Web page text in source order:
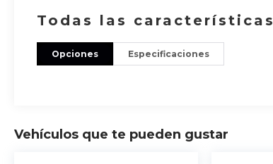
Todas las características
Opciones Especificaciones
Vehículos que te pueden gustar